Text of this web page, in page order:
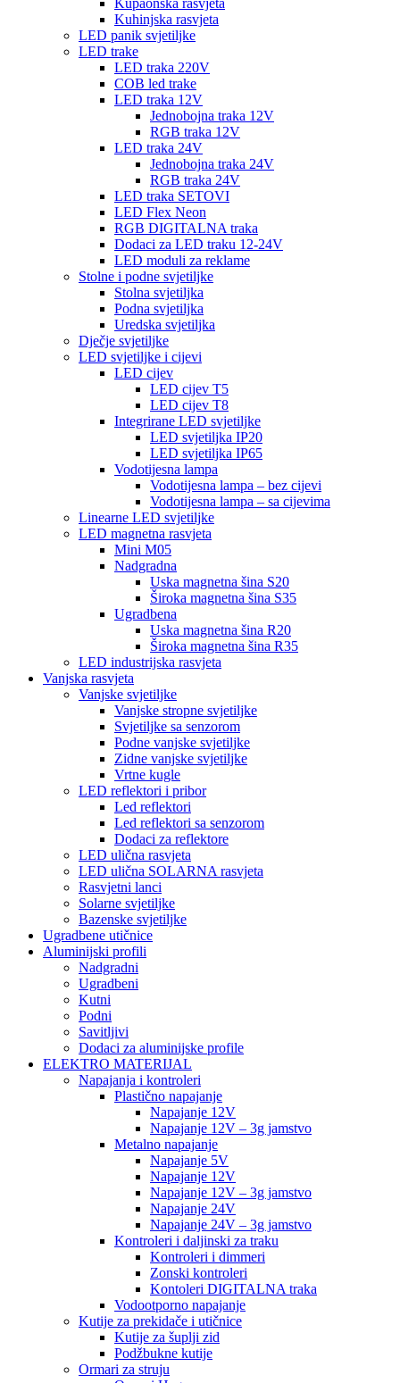
Kupaonska rasvjeta
Kuhinjska rasvjeta
LED panik svjetiljke
LED trake
LED traka 220V
COB led trake
LED traka 12V
Jednobojna traka 12V
RGB traka 12V
LED traka 24V
Jednobojna traka 24V
RGB traka 24V
LED traka SETOVI
LED Flex Neon
RGB DIGITALNA traka
Dodaci za LED traku 12-24V
LED moduli za reklame
Stolne i podne svjetiljke
Stolna svjetiljka
Podna svjetiljka
Uredska svjetiljka
Dječje svjetiljke
LED svjetiljke i cijevi
LED cijev
LED cijev T5
LED cijev T8
Integrirane LED svjetiljke
LED svjetiljka IP20
LED svjetiljka IP65
Vodotijesna lampa
Vodotijesna lampa – bez cijevi
Vodotijesna lampa – sa cijevima
Linearne LED svjetiljke
LED magnetna rasvjeta
Mini M05
Nadgradna
Uska magnetna šina S20
Široka magnetna šina S35
Ugradbena
Uska magnetna šina R20
Široka magnetna šina R35
LED industrijska rasvjeta
Vanjska rasvjeta
Vanjske svjetiljke
Vanjske stropne svjetiljke
Svjetiljke sa senzorom
Podne vanjske svjetiljke
Zidne vanjske svjetiljke
Vrtne kugle
LED reflektori i pribor
Led reflektori
Led reflektori sa senzorom
Dodaci za reflektore
LED ulična rasvjeta
LED ulična SOLARNA rasvjeta
Rasvjetni lanci
Solarne svjetiljke
Bazenske svjetiljke
Ugradbene utičnice
Aluminijski profili
Nadgradni
Ugradbeni
Kutni
Podni
Savitljivi
Dodaci za aluminijske profile
ELEKTRO MATERIJAL
Napajanja i kontroleri
Plastično napajanje
Napajanje 12V
Napajanje 12V – 3g jamstvo
Metalno napajanje
Napajanje 5V
Napajanje 12V
Napajanje 12V – 3g jamstvo
Napajanje 24V
Napajanje 24V – 3g jamstvo
Kontroleri i daljinski za traku
Kontroleri i dimmeri
Zonski kontroleri
Kontoleri DIGITALNA traka
Vodootporno napajanje
Kutije za prekidače i utičnice
Kutije za šuplji zid
Podžbukne kutije
Ormari za struju